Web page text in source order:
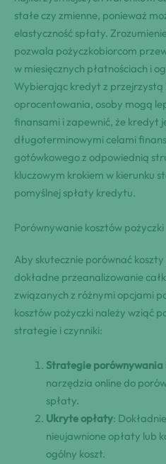
stałe czy zmienne, ponieważ
elastyczność spłaty.
pozwala pożyczkobiorcom
w miesięcznych płatnościach i
Wybierając kredyt z
oprocentowania, osoby mogą
finansami i zapewnić, że kredyt
długoterminowymi celami
gotówkowego z odpowiednią
kluczowym krokiem w kierunku
pomyślnej spłaty kredytu.
Porównywanie kosztów pożyczki
Aby skutecznie porównać
dokładne przeanalizowanie
związanych z różnymi opcjami
kosztów pożyczki należy wziąć
strategie i czynniki:
Strategie porównywania
narzędzia online do
spłaty.
Ukryte opłaty:
nieujawnione opłaty lub
ogólny koszt.